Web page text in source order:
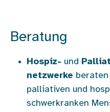
Beratung
Hospiz- und
netzwerke beraten
palliativen und
schwerkranken